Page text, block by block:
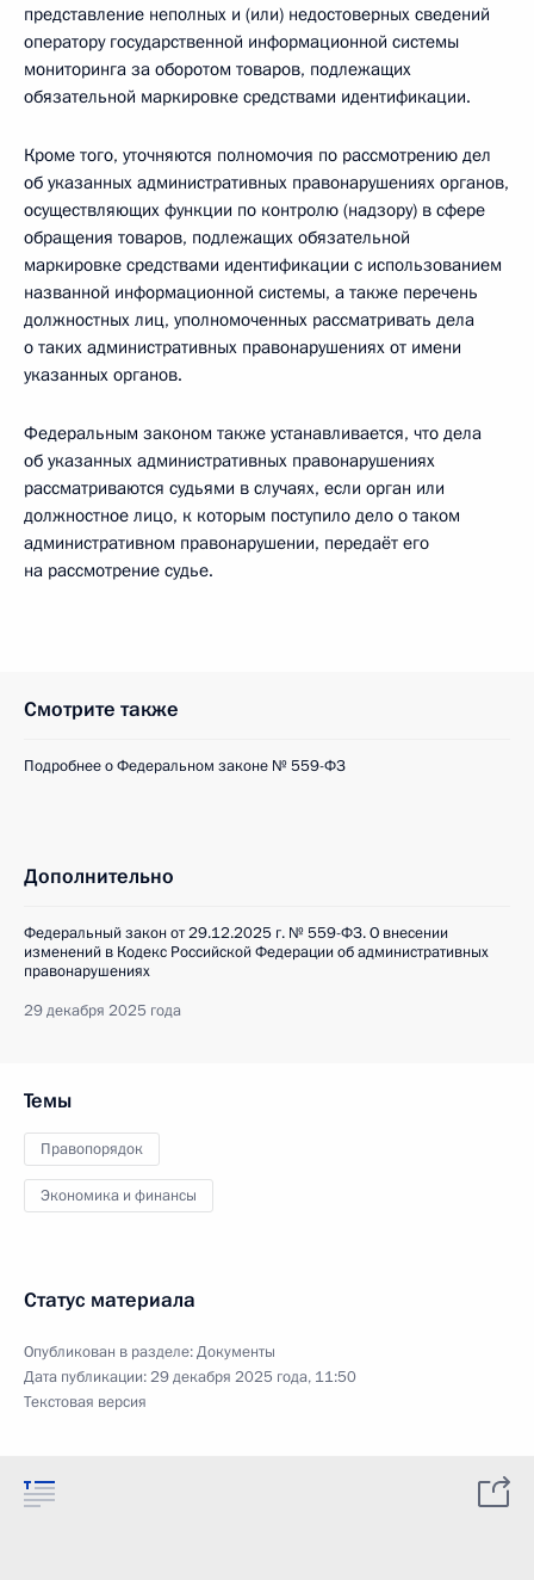
представление неполных и (или) недостоверных сведений
оператору государственной информационной системы
мониторинга за оборотом товаров, подлежащих
обязательной маркировке средствами идентификации.
Кроме того, уточняются полномочия по рассмотрению дел
об указанных административных правонарушениях органов,
осуществляющих функции по контролю (надзору) в сфере
обращения товаров, подлежащих обязательной
маркировке средствами идентификации с использованием
названной информационной системы, а также перечень
должностных лиц, уполномоченных рассматривать дела
о таких административных правонарушениях от имени
указанных органов.
Федеральным законом также устанавливается, что дела
об указанных административных правонарушениях
рассматриваются судьями в случаях, если орган или
должностное лицо, к которым поступило дело о таком
административном правонарушении, передаёт его
на рассмотрение судье.
Смотрите также
Подробнее о Федеральном законе № 559-ФЗ
Дополнительно
Федеральный закон от 29.12.2025 г. № 559-ФЗ. О внесении
изменений в Кодекс Российской Федерации об административных
правонарушениях
29 декабря 2025 года
Темы
Правопорядок
Экономика и финансы
Статус материала
Опубликован в разделе:Документы
Дата публикации:29 декабря 2025 года, 11:50
Текстовая версия